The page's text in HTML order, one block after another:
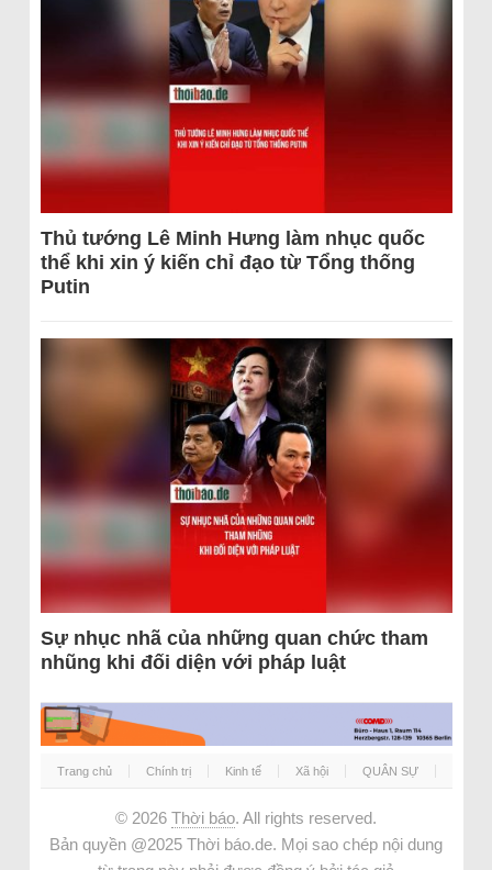
Thủ tướng Lê Minh Hưng làm nhục quốc
thể khi xin ý kiến chỉ đạo từ Tổng thống
Putin
Sự nhục nhã của những quan chức tham
nhũng khi đối diện với pháp luật
Trang chủ Chính trị Kinh tế Xã hội QUÂN SỰ
© 2026 Thời báo. All rights reserved.
Bản quyền @2025 Thời báo.de. Mọi sao chép nội dung